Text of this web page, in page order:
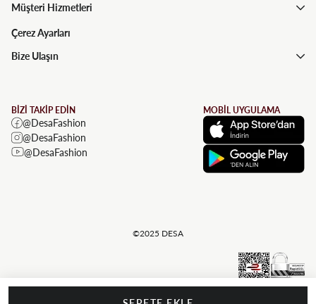
Müşteri Hizmetleri
Çerez Ayarları
Bize Ulaşın
BİZİ TAKİP EDİN
@DesaFashion
@DesaFashion
@DesaFashion
MOBİL UYGULAMA
©2025 DESA